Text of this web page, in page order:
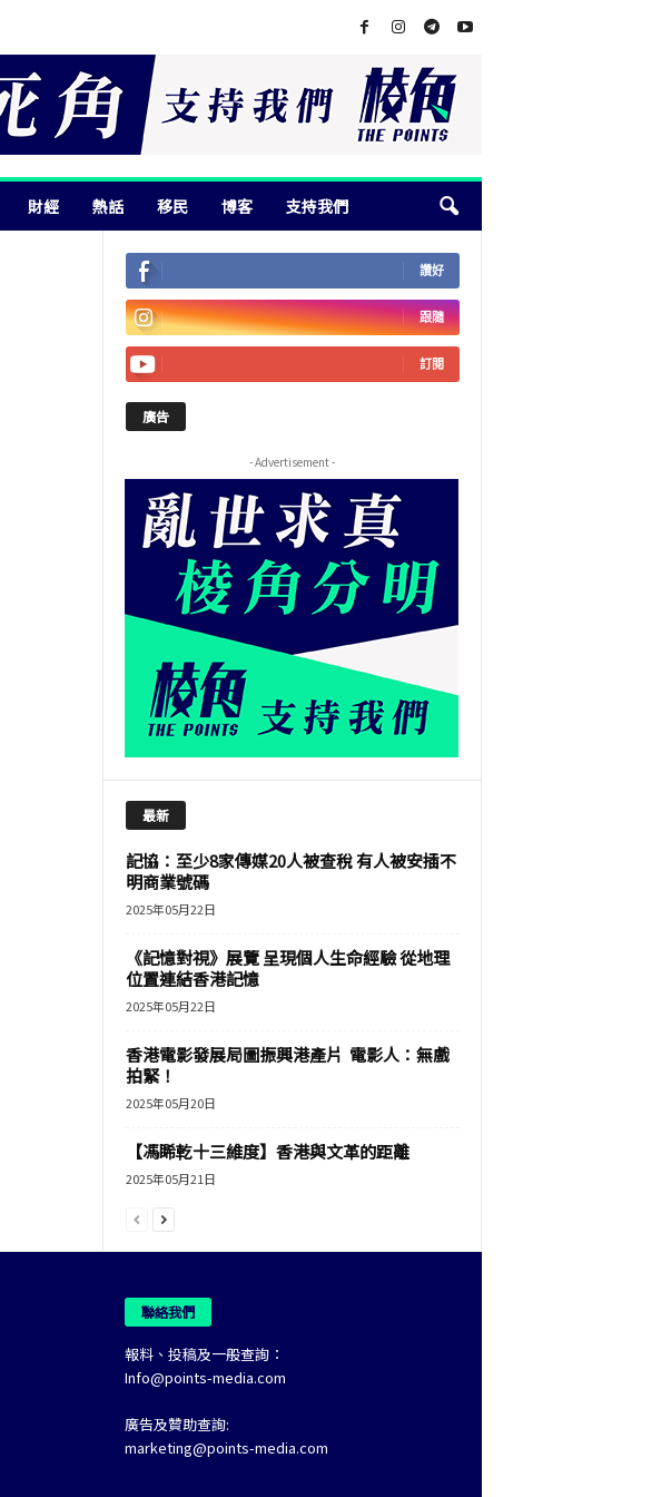
財經 熱話 移民 博客 支持我們
讚好
跟隨
訂閱
廣告
- Advertisement -
最新
記協：至少8家傳媒20人被查稅 有人被安插不
明商業號碼
2025年05月22日
《記憶對視》展覽 呈現個人生命經驗 從地理
位置連結香港記憶
2025年05月22日
香港電影發展局圖振興港產片 電影人：無戲
拍緊！
2025年05月20日
【馮睎乾十三維度】香港與文革的距離
2025年05月21日
聯絡我們
報料、投稿及一般查詢：
Info@points-media.com
廣告及贊助查詢:
marketing@points-media.com